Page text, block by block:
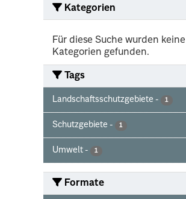
Kategorien
Für diese Suche wurden keine
Kategorien gefunden.
Tags
Landschaftsschutzgebiete - 1
Schutzgebiete - 1
Umwelt - 1
Formate